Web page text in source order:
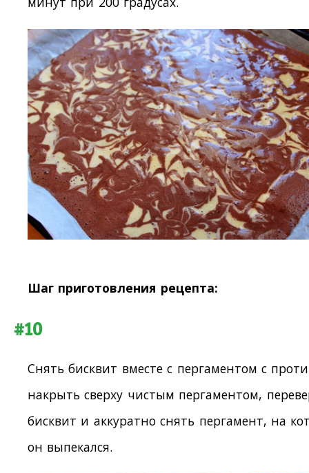
Шаг приготовления рецепта:
#10
Снять бисквит вместе с пергаментом с
накрыть сверху чистым пергаментом,
бисквит и аккуратно снять пергамент, на
он выпекался.